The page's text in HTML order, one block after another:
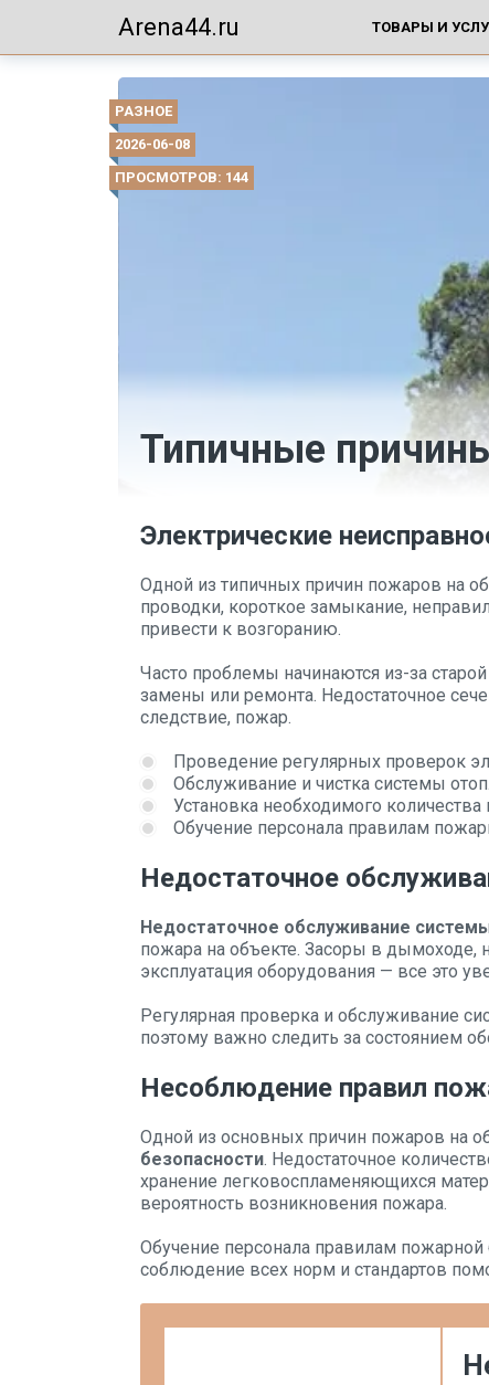
Arena44.ru ТОВАРЫ И
РАЗНОЕ
2026-06-08
ПРОСМОТРОВ: 144
Типичные
Электрические
Одной из типичных причин пожаров на
проводки, короткое замыкание,
привести к возгоранию.
Часто проблемы начинаются из-за
замены или ремонта. Недостаточное
следствие, пожар.
Проведение регулярных проверок
Обслуживание и чистка системы
Установка необходимого
Обучение персонала правилам
Недостаточное
Недостаточное обслуживание
пожара на объекте. Засоры в дымоходе,
эксплуатация оборудования — все это
Регулярная проверка и обслуживание
поэтому важно следить за состоянием
Несоблюдение правил
Одной из основных причин пожаров на
безопасности. Недостаточное
хранение легковоспламеняющихся
вероятность возникновения пожара.
Обучение персонала правилам
соблюдение всех норм и стандартов